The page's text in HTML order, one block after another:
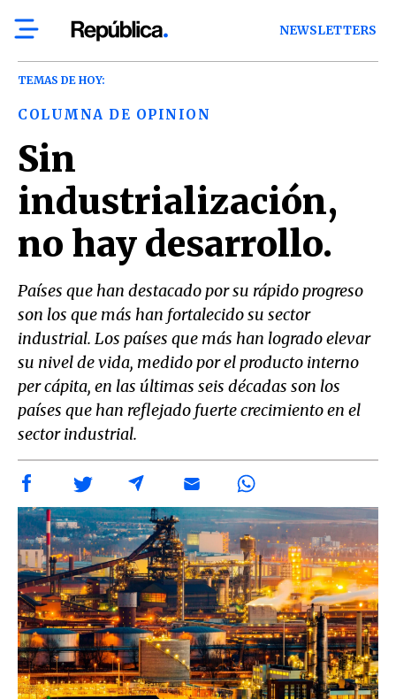
NEWSLETTERS
TEMAS DE HOY:
COLUMNA DE OPINION
Sin
industrialización,
no hay desarrollo.
Países que han destacado por su rápido progreso
son los que más han fortalecido su sector
industrial. Los países que más han logrado elevar
su nivel de vida, medido por el producto interno
per cápita, en las últimas seis décadas son los
países que han reflejado fuerte crecimiento en el
sector industrial.